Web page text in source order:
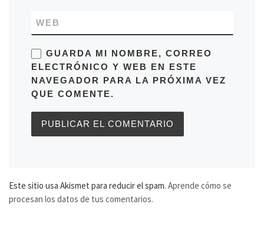
WEB
GUARDA MI NOMBRE, CORREO
ELECTRÓNICO Y WEB EN ESTE
NAVEGADOR PARA LA PRÓXIMA VEZ
QUE COMENTE.
Este sitio usa Akismet para reducir el spam. Aprende cómo se
procesan los datos de tus comentarios.